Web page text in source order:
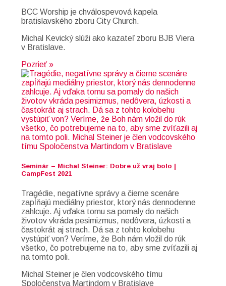
BCC Worship je chválospevová kapela
bratislavského zboru City Church.
Michal Kevický slúži ako kazateľ zboru BJB Viera
v Bratislave.
Pozrieť »
Seminár – Michal Steiner: Dobre už vraj bolo |
CampFest 2021
Tragédie, negatívne správy a čierne scenáre
zapĺňajú mediálny priestor, ktorý nás dennodenne
zahlcuje. Aj vďaka tomu sa pomaly do našich
životov vkráda pesimizmus, nedôvera, úzkosti a
častokrát aj strach. Dá sa z tohto kolobehu
vystúpiť von? Veríme, že Boh nám vložil do rúk
všetko, čo potrebujeme na to, aby sme zvíťazili aj
na tomto poli.
Michal Steiner je člen vodcovského tímu
Spoločenstva Martindom v Bratislave